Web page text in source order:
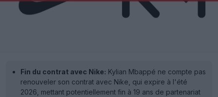
Fin du contrat avec Nike: Kylian Mbappé ne compte pas
renouveler son contrat avec Nike, qui expire à l'été
2026, mettant potentiellement fin à 19 ans de partenariat